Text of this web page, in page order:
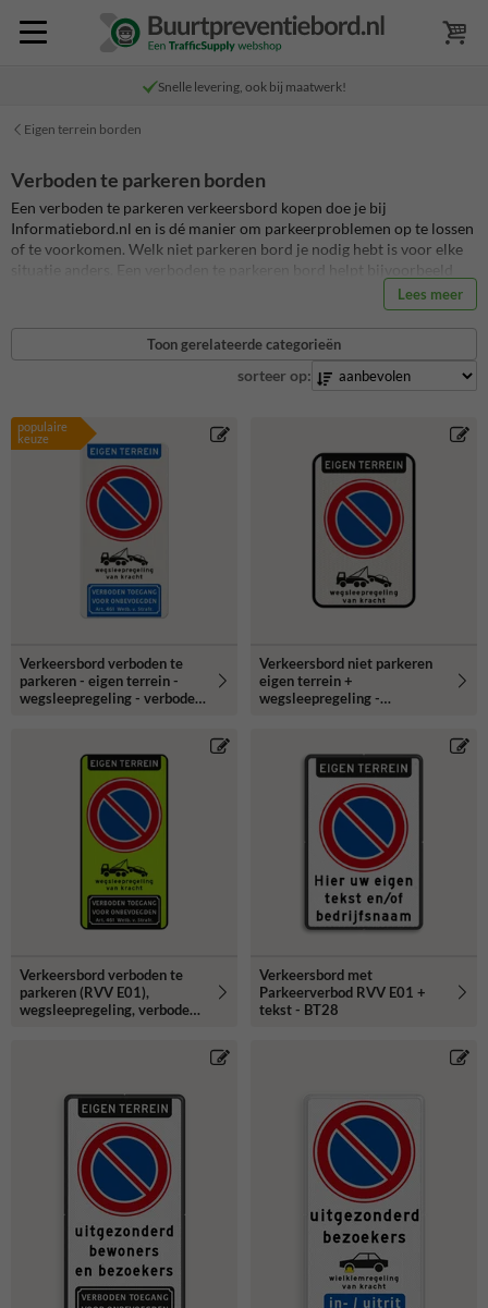
Snelle levering, ook bij maatwerk!
Eigen terrein borden
Verboden te parkeren borden
Een verboden te parkeren verkeersbord kopen doe je bij
Informatiebord.nl en is dé manier om parkeerproblemen op te lossen
of te voorkomen. Welk niet parkeren bord je nodig hebt is voor elke
situatie anders. Een verboden te parkeren bord helpt bijvoorbeeld
om foutparkeerders te voorkomen, maar een gepersonaliseerd
parkeerverbodsbord zorgt ook voor duidelijkheid bij bewoners en
bezoekers. Je kunt een standaard niet parkeren bord kopen voor
jouw prive parkeerplaats, maar je kunt ook zelf jouw eigen terrein
bord met verboden te parkeren ontwerpen en personaliseren. Kies
Alle niet parkeren verkeersborden op Informatiebord.nl zijn van de
hoogste kwaliteit en standaard voorzien van retro-reflecterende folie.
De levensduur op alle parkeerborden is daardoor tenminste 15 jaar
en daarmee van de hoogste kwaliteit van Nederland!
Lees meer
Toon gerelateerde categorieën
sorteer op:
populaire
keuze
Verkeersbord verboden te
parkeren - eigen terrein -
wegsleepregeling - verboden
Verkeersbord niet parkeren
eigen terrein +
wegsleepregeling -
Verkeersbord verboden te
parkeren (RVV E01),
wegsleepregeling, verboden
Verkeersbord met
Parkeerverbod RVV E01 +
tekst - BT28